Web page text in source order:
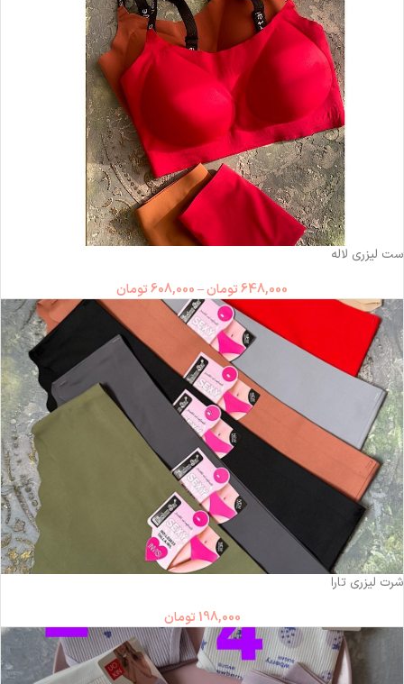
ست لیزری لاله
648,000تومان–
608,000تومان
ناموجود
شرت لیزری تارا
198,000 تومان